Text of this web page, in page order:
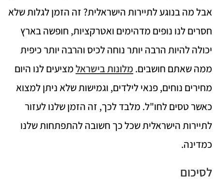
אבל מה בנוגע לתיירות הישראלית? זה הזמן לגלות שלא
חסרים לנו נופים מדהימים ואטרקציות, חופשה בארץ
יכולה להיות הרבה יותר נוחה לכיס והרבה יותר כיפית
ממה שאתם חושבים. מלונות בישראלמציעים לנו היום
מחירים נוחים, פנאי לילדים, וגמישות שלא ניתן למצוא
כאשר טסים לחו"ל. מלבד לכך, זה הזמן שלנו לעזור
לתיירות הישראלית שכל כך חשובה להתפתחות שלנו
כמדינה.
לסיכום